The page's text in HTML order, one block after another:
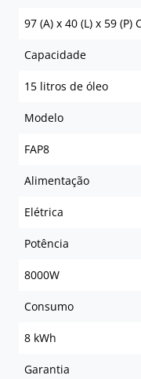
97 (A) x 40 (L) x 59 (P)
Capacidade
15 litros de óleo
Modelo
FAP8
Alimentação
Elétrica
Potência
8000W
Consumo
8 kWh
Garantia